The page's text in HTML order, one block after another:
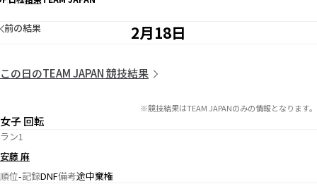
2月18日
前の結果
この日のTEAM JAPAN 競技結果
※競技結果はTEAM JAPANのみの情報となります。
女子 回転
ラン1
安藤 麻
順位-記録DNF備考途中棄権